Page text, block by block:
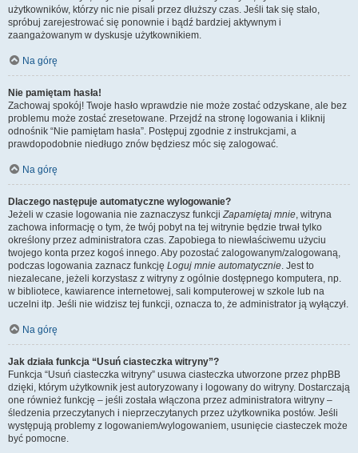
użytkowników, którzy nic nie pisali przez dłuższy czas. Jeśli tak się stało,
spróbuj zarejestrować się ponownie i bądź bardziej aktywnym i
zaangażowanym w dyskusje użytkownikiem.
Na górę
Nie pamiętam hasła!
Zachowaj spokój! Twoje hasło wprawdzie nie może zostać odzyskane, ale bez
problemu może zostać zresetowane. Przejdź na stronę logowania i kliknij
odnośnik “Nie pamiętam hasła”. Postępuj zgodnie z instrukcjami, a
prawdopodobnie niedługo znów będziesz móc się zalogować.
Na górę
Dlaczego następuje automatyczne wylogowanie?
Jeżeli w czasie logowania nie zaznaczysz funkcjiZapamiętaj mnie, witryna
zachowa informację o tym, że twój pobyt na tej witrynie będzie trwał tylko
określony przez administratora czas. Zapobiega to niewłaściwemu użyciu
twojego konta przez kogoś innego. Aby pozostać zalogowanym/zalogowaną,
podczas logowania zaznacz funkcję Loguj mnie automatycznie. Jest to
niezalecane, jeżeli korzystasz z witryny z ogólnie dostępnego komputera, np.
w bibliotece, kawiarence internetowej, sali komputerowej w szkole lub na
uczelni itp. Jeśli nie widzisz tej funkcji, oznacza to, że administrator ją wyłączył.
Na górę
Jak działa funkcja “Usuń ciasteczka witryny”?
Funkcja “Usuń ciasteczka witryny” usuwa ciasteczka utworzone przez phpBB
dzięki, którym użytkownik jest autoryzowany i logowany do witryny. Dostarczają
one również funkcję – jeśli została włączona przez administratora witryny –
śledzenia przeczytanych i nieprzeczytanych przez użytkownika postów. Jeśli
występują problemy z logowaniem/wylogowaniem, usunięcie ciasteczek może
być pomocne.